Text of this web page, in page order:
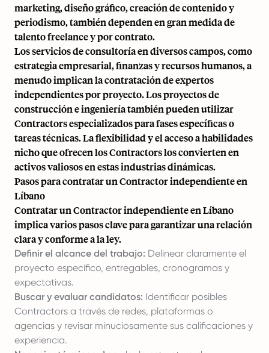
marketing, diseño gráfico, creación de contenido y
periodismo, también dependen en gran medida de
talento freelance y por contrato.
Los servicios de consultoría en diversos campos, como
estrategia empresarial, finanzas y recursos humanos, a
menudo implican la contratación de expertos
independientes por proyecto. Los proyectos de
construcción e ingeniería también pueden utilizar
Contractors especializados para fases específicas o
tareas técnicas. La flexibilidad y el acceso a habilidades
nicho que ofrecen los Contractors los convierten en
activos valiosos en estas industrias dinámicas.
Pasos para contratar un Contractor independiente en
Líbano
Contratar un Contractor independiente en Líbano
implica varios pasos clave para garantizar una relación
clara y conforme a la ley.
Definir el alcance del trabajo: Delinear claramente el
proyecto específico, entregables, cronogramas y
expectativas.
Buscar y evaluar candidatos: Identificar posibles
Contractors a través de redes, plataformas o
agencias y revisar minuciosamente sus calificaciones y
experiencia.